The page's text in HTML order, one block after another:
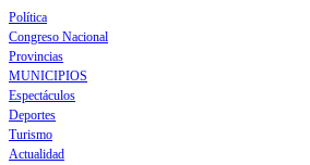
Política
Congreso Nacional
Provincias
MUNICIPIOS
Espectáculos
Deportes
Turismo
Actualidad